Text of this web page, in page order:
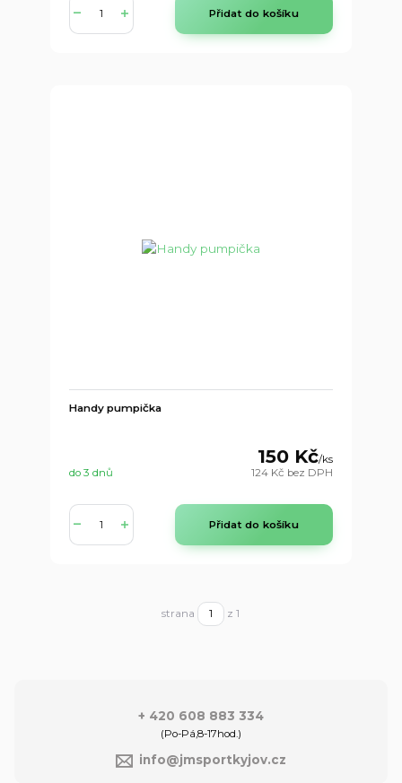
Přidat do košíku
Handy pumpička
150 Kč/ks
124 Kč bez DPH
do 3 dnů
Přidat do košíku
strana z 1
+ 420 608 883 334
(Po-Pá,8-17hod.)
info@jmsportkyjov.cz